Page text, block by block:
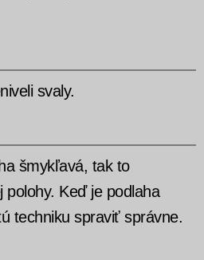
svaly.
šmykľavá, tak to
Keď je podlaha
techniku spraviť správne.